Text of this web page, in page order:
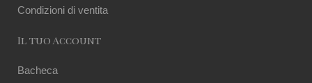
Condizioni di ventita
Il tuo Account
Bacheca